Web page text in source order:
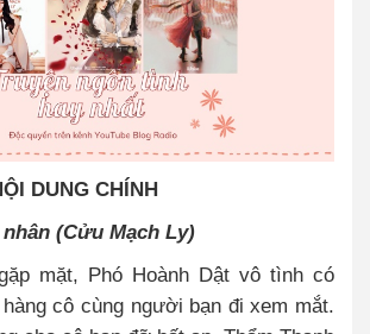
DUNG CHÍNH
(Cửu Mạch Ly)
mặt, Phó Hoành Dật vô tình có
cô cùng người bạn đi xem mắt.